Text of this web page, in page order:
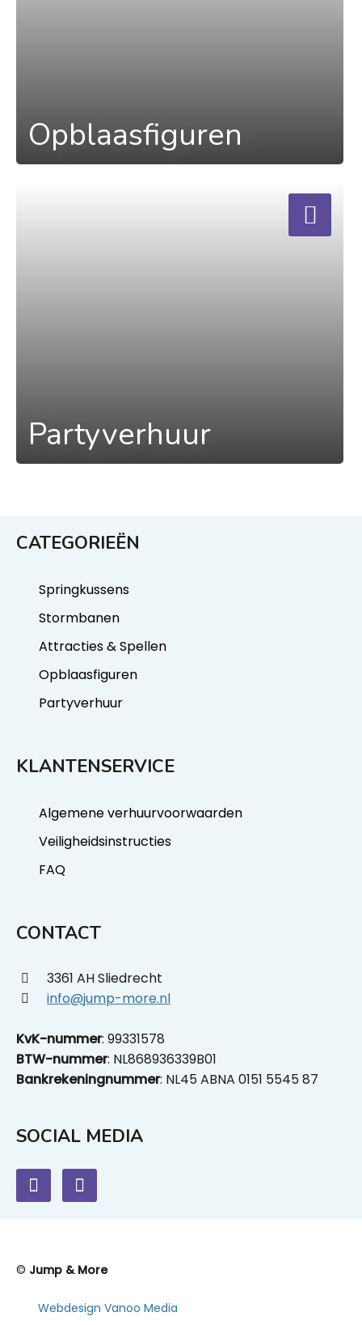
Opblaasfiguren
Partyverhuur
CATEGORIEËN
Springkussens
Stormbanen
Attracties & Spellen
Opblaasfiguren
Partyverhuur
KLANTENSERVICE
Algemene verhuurvoorwaarden
Veiligheidsinstructies
FAQ
CONTACT
3361 AH Sliedrecht
info@jump-more.nl
KvK-nummer: 99331578
BTW-nummer: NL868936339B01
Bankrekeningnummer: NL45 ABNA 0151 5545 87
SOCIAL MEDIA
© Jump & More
Webdesign Vanoo Media